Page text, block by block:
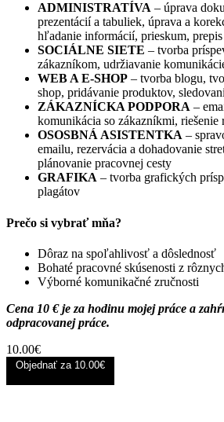
ADMINISTRATÍVA – úprava
prezentácií a tabuliek, úprava a
hľadanie informácií, prieskum,
SOCIÁLNE SIETE – tvorba
zákazníkom, udržiavanie
WEB A E-SHOP – tvorba blogu,
shop, pridávanie produktov,
ZÁKAZNÍCKA PODPORA –
komunikácia so zákazníkmi, riešenie
OSOSBNÁ ASISTENTKA –
emailu, rezervácia a dohadovanie
plánovanie pracovnej cesty
GRAFIKA – tvorba grafických
plagátov
Prečo si vybrať mňa?
Dôraz na spoľahlivosť a dôslednosť
Bohaté pracovné skúsenosti z
Výborné komunikačné zručnosti
Cena 10 € je za hodinu mojej práce a
odpracovanej práce.
10.00€
Objednať za 10.00€